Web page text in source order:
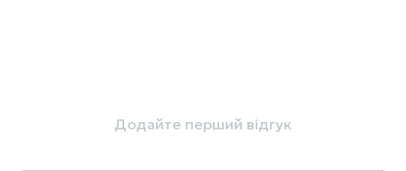
Додайте перший відгук